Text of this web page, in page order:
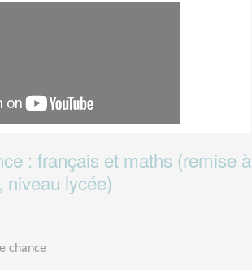
: français et maths (remise à
niveau lycée)
chance